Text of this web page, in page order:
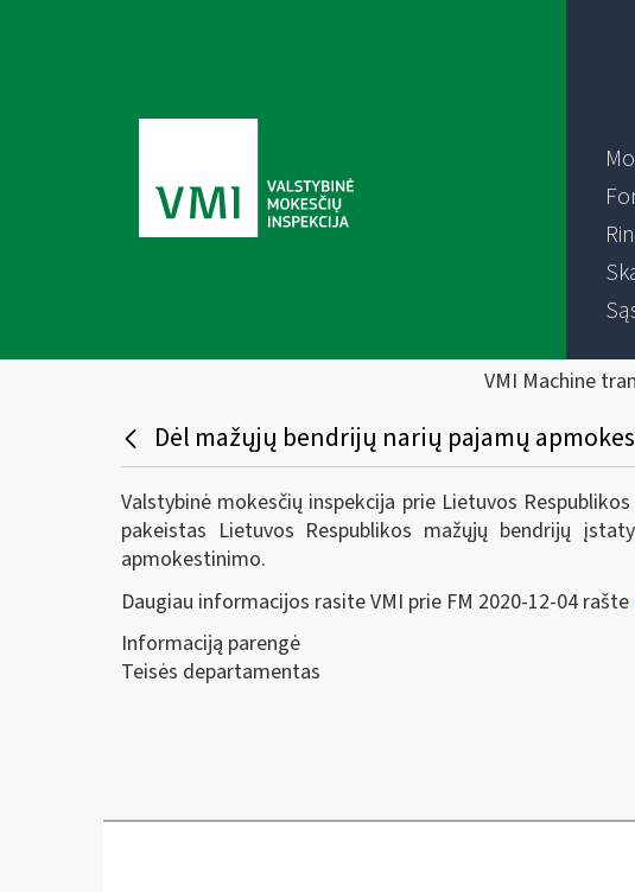
VMI Machine
Dėl mažųjų bendrijų narių pajamų
Valstybinė mokesčių inspekcija prie Lietuvos
pakeistas Lietuvos Respublikos mažųjų bendrijų
apmokestinimo.
Daugiau informacijos rasite VMI prie FM 2020-12-04 rašte
Informaciją parengė
Teisės departamentas